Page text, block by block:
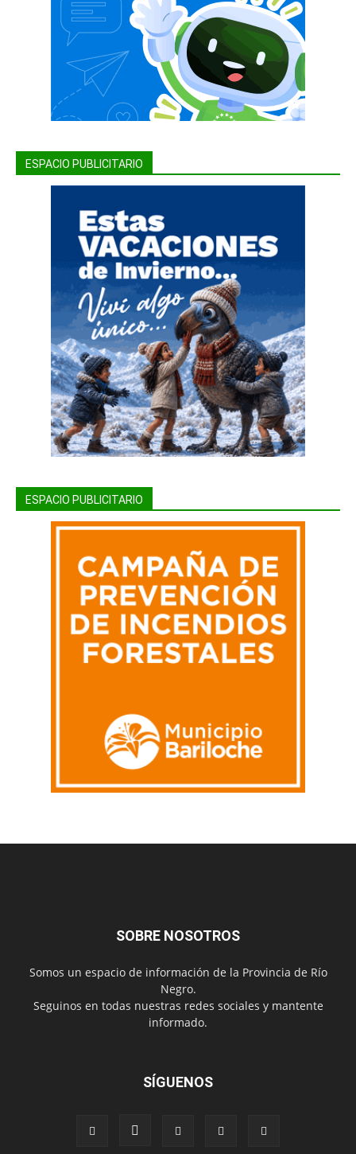
ESPACIO PUBLICITARIO
ESPACIO PUBLICITARIO
SOBRE NOSOTROS
Somos un espacio de información de la Provincia de Río
Negro.
Seguinos en todas nuestras redes sociales y mantente
informado.
SÍGUENOS